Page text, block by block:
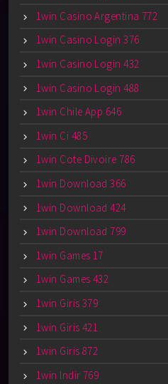
1win Casino Argentina 772
1win Casino Login 376
1win Casino Login 432
1win Casino Login 488
1win Chile App 646
1win Ci 485
1win Cote Divoire 786
1win Download 366
1win Download 424
1win Download 799
1win Games 17
1win Games 432
1win Giris 379
1win Giris 421
1win Giris 872
1win Indir 769